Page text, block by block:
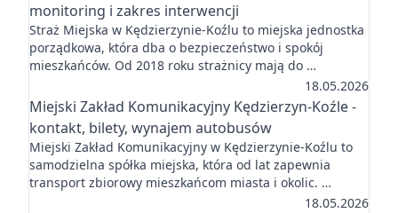
monitoring i zakres interwencji
Straż Miejska w Kędzierzynie-Koźlu to miejska jednostka
porządkowa, która dba o bezpieczeństwo i spokój
mieszkańców. Od 2018 roku strażnicy mają do …
18.05.2026
Miejski Zakład Komunikacyjny Kędzierzyn-Koźle -
kontakt, bilety, wynajem autobusów
Miejski Zakład Komunikacyjny w Kędzierzynie-Koźlu to
samodzielna spółka miejska, która od lat zapewnia
transport zbiorowy mieszkańcom miasta i okolic. …
18.05.2026